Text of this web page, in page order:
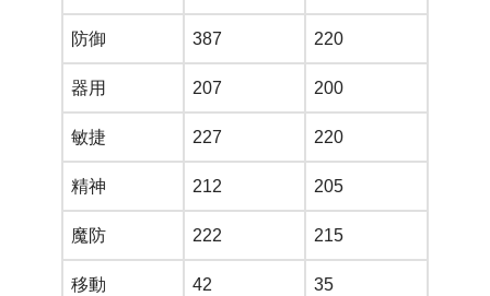
防御 387 220
器用 207 200
敏捷 227 220
精神 212 205
魔防 222 215
移動 42 35